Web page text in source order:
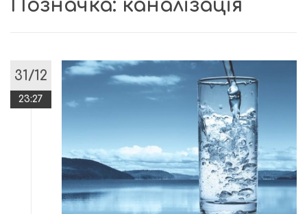
Позначка: каналізація
31/12
23:27